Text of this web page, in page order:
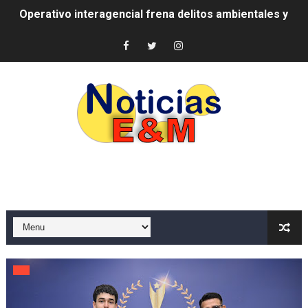
-Propeep y Gestión Presidencial encabezan entrega
Ministerio de Defensa siembra esperanza y protege
Bienes Nacionales recauda más de RD 57 millones en
Residentes en San Juan beneficiados con jornada
Graduación XII Promoción Servicio Militar Voluntario
Fellito Suberví asegura en Carolina Mejía RD tiene la
Hipótesis policial sobre atentado a balazos en la